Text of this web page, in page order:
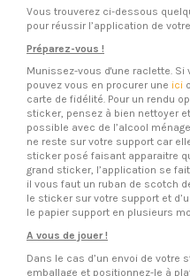
Vous trouverez ci-dessous
pour réussir l’application de
Préparez-vous !
Munissez-vous d'une raclette. Si
pouvez vous en procurer une ici
carte de fidélité. Pour un rendu
sticker, pensez à bien nettoyer
possible avec de l’alcool
ne reste sur votre support car
sticker posé faisant apparaitre
grand sticker, l’application se
il vous faut un ruban de scotch
le sticker sur votre support et
le papier support en plusieurs
A vous de jouer !
Dans le cas d’un envoi de votre
emballage et positionnez-le à